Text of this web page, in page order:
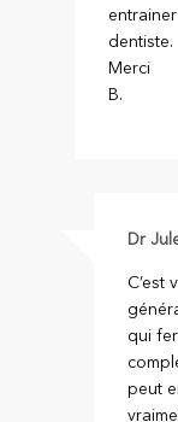
dentiste.
Merci
B.
Dr
C’est
qui
peut